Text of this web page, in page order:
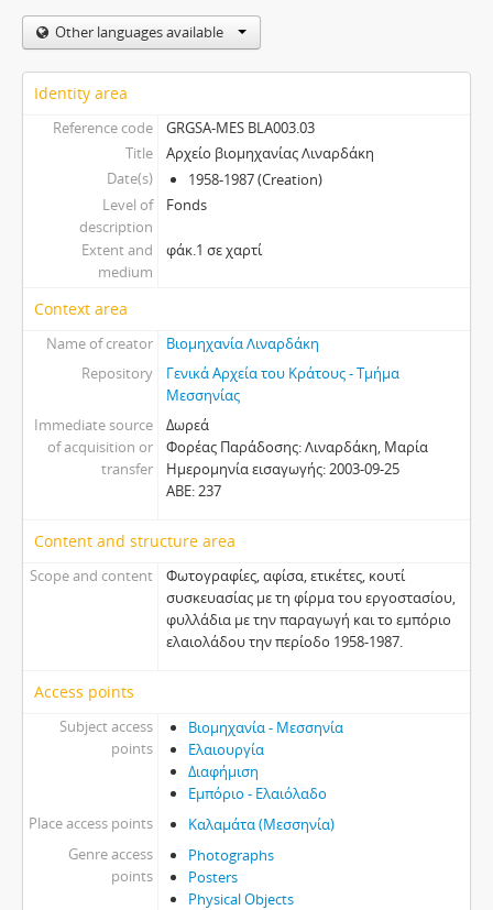
Other languages available
Identity area
Reference code
GRGSA-MES BLA003.03
Title
Αρχείο βιομηχανίας Λιναρδάκη
Date(s)
1958-1987 (Creation)
Level of
description
Fonds
Extent and
medium
φάκ.1 σε χαρτί
Context area
Name of creator
Βιομηχανία Λιναρδάκη
Repository
Γενικά Αρχεία του Κράτους - Τμήμα
Μεσσηνίας
Immediate source
of acquisition or
transfer
Δωρεά
Φορέας Παράδοσης: Λιναρδάκη, Μαρία
Ημερομηνία εισαγωγής: 2003-09-25
ΑΒΕ: 237
Content and structure area
Scope and content
Φωτογραφίες, αφίσα, ετικέτες, κουτί
συσκευασίας με τη φίρμα του εργοστασίου,
φυλλάδια με την παραγωγή και το εμπόριο
ελαιολάδου την περίοδο 1958-1987.
Access points
Subject access
points
Βιομηχανία - Μεσσηνία
Ελαιουργία
Διαφήμιση
Εμπόριο - Ελαιόλαδο
Place access points
Καλαμάτα (Μεσσηνία)
Genre access
points
Photographs
Posters
Physical Objects